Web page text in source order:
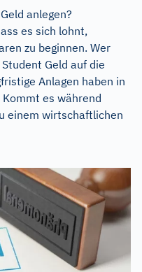
anlegen?
es sich lohnt,
zu beginnen. Wer
Geld auf die
Anlagen haben in
es während
einem wirtschaftlichen